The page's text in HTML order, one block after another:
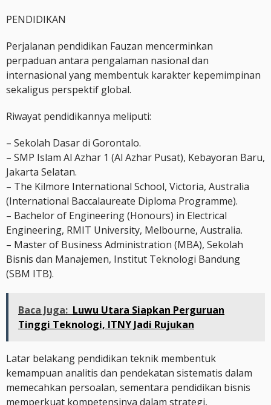
PENDIDIKAN
Perjalanan pendidikan Fauzan mencerminkan
perpaduan antara pengalaman nasional dan
internasional yang membentuk karakter kepemimpinan
sekaligus perspektif global.
Riwayat pendidikannya meliputi:
– Sekolah Dasar di Gorontalo.
– SMP Islam Al Azhar 1 (Al Azhar Pusat), Kebayoran Baru,
Jakarta Selatan.
– The Kilmore International School, Victoria, Australia
(International Baccalaureate Diploma Programme).
– Bachelor of Engineering (Honours) in Electrical
Engineering, RMIT University, Melbourne, Australia.
– Master of Business Administration (MBA), Sekolah
Bisnis dan Manajemen, Institut Teknologi Bandung
(SBM ITB).
Baca Juga: Luwu Utara Siapkan Perguruan
Tinggi Teknologi, ITNY Jadi Rujukan
Latar belakang pendidikan teknik membentuk
kemampuan analitis dan pendekatan sistematis dalam
memecahkan persoalan, sementara pendidikan bisnis
memperkuat kompetensinya dalam strategi,